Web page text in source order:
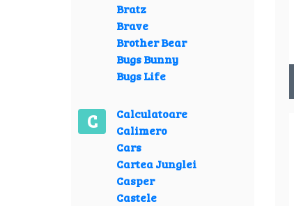
Bratz
Brave
Brother Bear
Bugs Bunny
Bugs Life
C
Calculatoare
Calimero
Cars
Cartea Junglei
Casper
Castele